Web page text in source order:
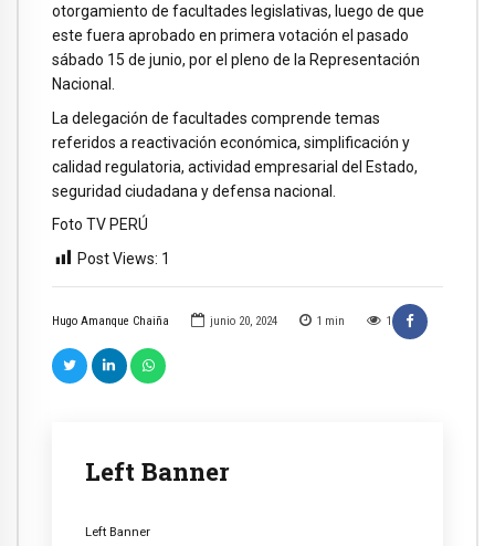
Hugo Amanque Chaiña junio 20, 2024 1 min 1
Left Banner
Left Banner
otorgamiento de facultades legislativas, luego de que
este fuera aprobado en primera votación el pasado
sábado 15 de junio, por el pleno de la Representación
Nacional.
La delegación de facultades comprende temas
referidos a reactivación económica, simplificación y
calidad regulatoria, actividad empresarial del Estado,
seguridad ciudadana y defensa nacional.
Foto TV PERÚ
Post Views: 1